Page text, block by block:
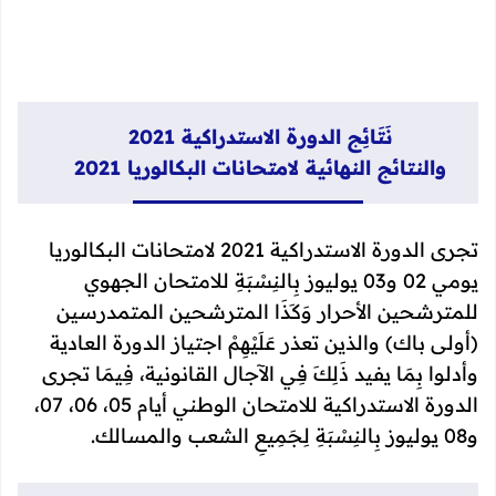
نَتَائِج الدورة الاستدراكية 2021
والنتائج النهائية لامتحانات البكالوريا 2021
تجرى الدورة الاستدراكية 2021 لامتحانات
البكالوريا
يومي 02 و03 يوليوز بِالنِسْبَةِ للامتحان الجهوي
للمترشحين الأحرار وَكَذَا المترشحين المتمدرسين
(أولى باك) والذين تعذر عَلَيْهِمْ اجتياز الدورة العادية
وأدلوا بِمَا يفيد ذَلِكَ فِي الآجال القانونية، فِيمَا تجرى
الدورة الاستدراكية للامتحان الوطني
أيام 05، 06، 07،
و08 يوليوز بِالنِسْبَةِ لِجَمِيعِ الشعب والمسالك.